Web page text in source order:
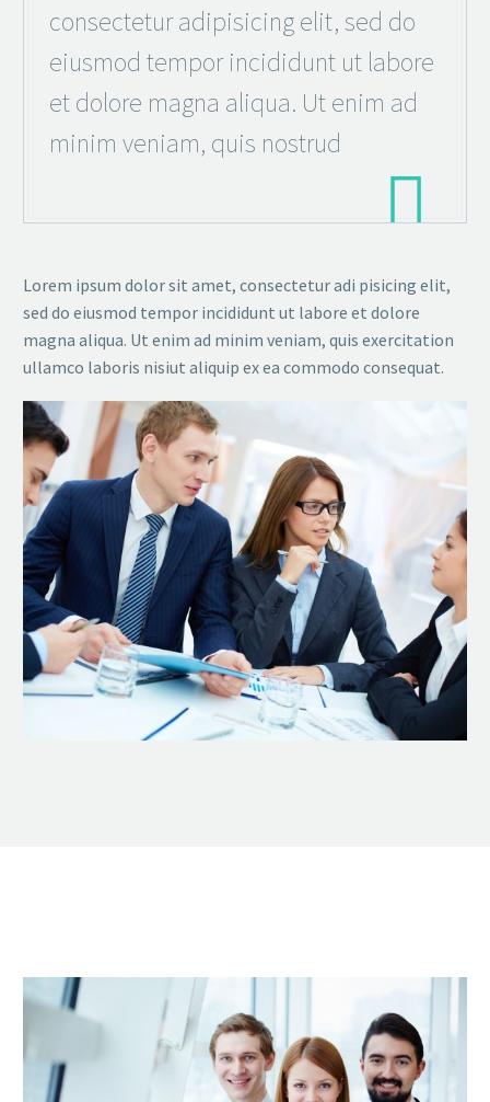
consectetur adipisicing elit, sed do
eiusmod tempor incididunt ut labore
et dolore magna aliqua. Ut enim ad
minim veniam, quis nostrud

Lorem ipsum dolor sit amet, consectetur adi pisicing elit,
sed do eiusmod tempor incididunt ut labore et dolore
magna aliqua. Ut enim ad minim veniam, quis exercitation
ullamco laboris nisiut aliquip ex ea commodo consequat.